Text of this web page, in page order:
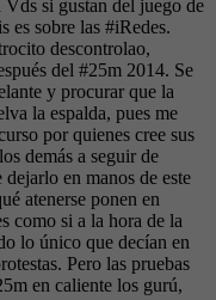
si gustan del juego de
es sobre las #iRedes.
descontrolao,
del #25m 2014. Se
y procurar que la
la espalda, pues me
por quienes cree sus
demás a seguir de
en manos de este
atenerse ponen en
como si a la hora de la
lo único que decían en
Pero las pruebas
en caliente los gurú,